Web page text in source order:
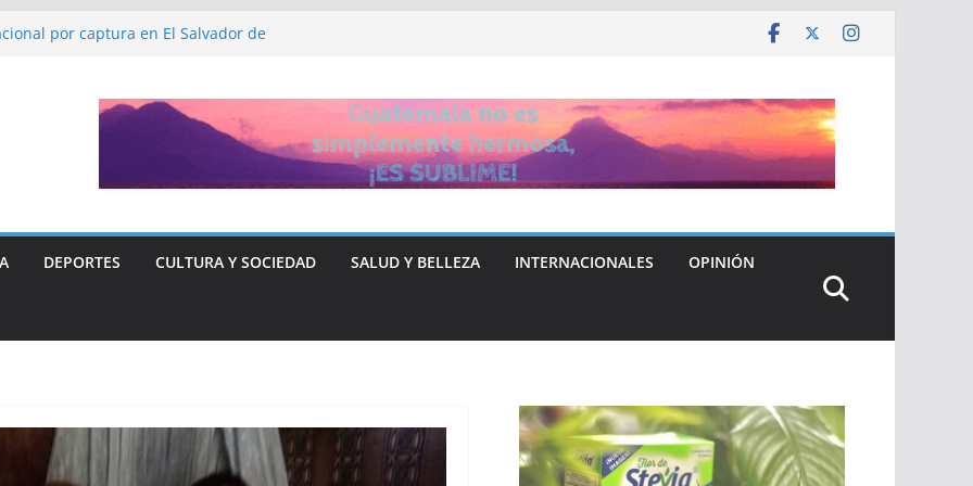
por captura en El Salvador de
y Libre “no quieren entregar el poder” y
ante Donald Trump
de fiscalía que busca investigar a
para el periodista José Rubén Zamora
DEPORTES CULTURA Y SOCIEDAD SALUD Y BELLEZA INTERNACIONALES OPINIÓN